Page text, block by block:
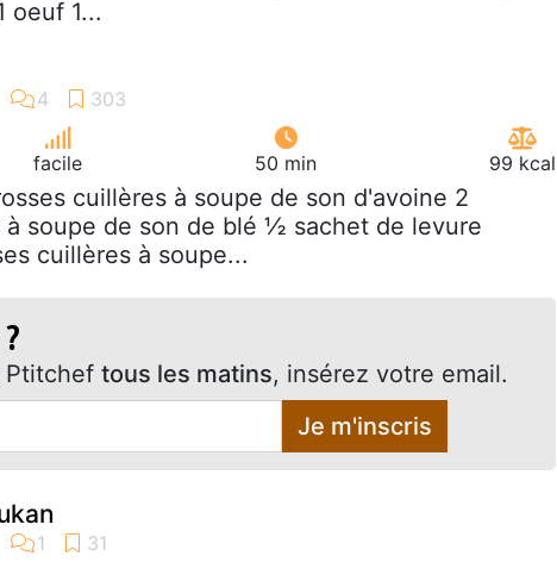
oeuf 1...
facile 50 min 99 kcal
cuillères à soupe de son d'avoine 2
à soupe de son de blé ½ sachet de levure
cuillères à soupe...
Ptitchef tous les matins, insérez votre email.
Je m'inscris